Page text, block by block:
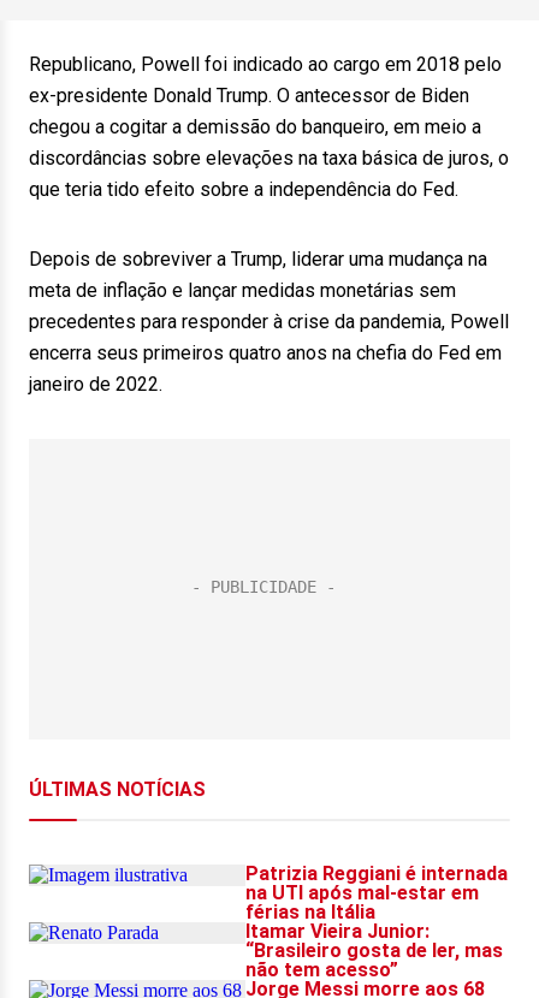
Republicano, Powell foi indicado ao cargo em 2018 pelo
ex-presidente Donald Trump. O antecessor de Biden
chegou a cogitar a demissão do banqueiro, em meio a
discordâncias sobre elevações na taxa básica de juros, o
que teria tido efeito sobre a independência do Fed.
Depois de sobreviver a Trump, liderar uma mudança na
meta de inflação e lançar medidas monetárias sem
precedentes para responder à crise da pandemia, Powell
encerra seus primeiros quatro anos na chefia do Fed em
janeiro de 2022.